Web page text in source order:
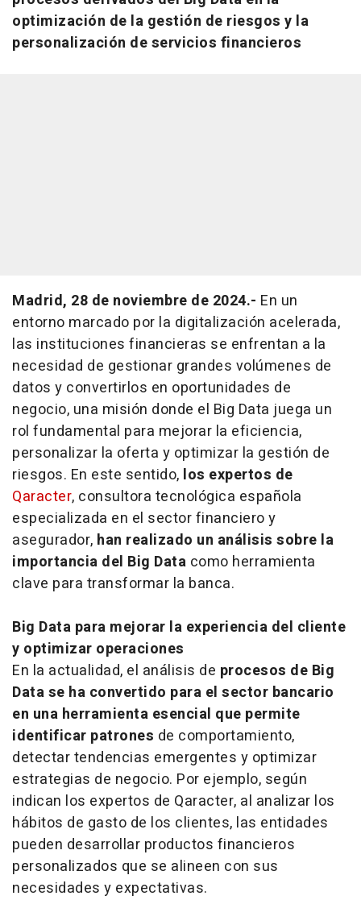
optimización de la gestión de riesgos y la
personalización de servicios financieros
Madrid, 28 de noviembre de 2024.- En un
entorno marcado por la digitalización acelerada,
las instituciones financieras se enfrentan a la
necesidad de gestionar grandes volúmenes de
datos y convertirlos en oportunidades de
negocio, una misión donde el Big Data juega un
rol fundamental para mejorar la eficiencia,
personalizar la oferta y optimizar la gestión de
riesgos. En este sentido, los expertos de
Qaracter, consultora tecnológica española
especializada en el sector financiero y
asegurador, han realizado un análisis sobre la
importancia del Big Data como herramienta
clave para transformar la banca.
Big Data para mejorar la experiencia del cliente
y optimizar operaciones
En la actualidad, el análisis de procesos de Big
Data se ha convertido para el sector bancario
en una herramienta esencial que permite
identificar patrones de comportamiento,
detectar tendencias emergentes y optimizar
estrategias de negocio. Por ejemplo, según
indican los expertos de Qaracter, al analizar los
hábitos de gasto de los clientes, las entidades
pueden desarrollar productos financieros
personalizados que se alineen con sus
necesidades y expectativas.